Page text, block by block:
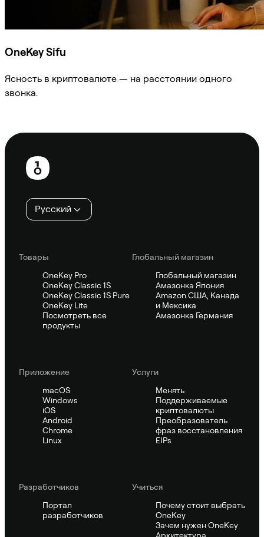
OneKey Sifu
Ясность в криптовалюте — на расстоянии одного
звонка.
Нижний
колонтитул
Русский
Товары
OneKey Pro
OneKey Classic 1S
OneKey Classic 1S Pure
OneKey Lite
Посмотреть все
продукты
Глобальный магазин
Глобальный магазин
Амазонка Япония
Amazon США, Канада
и Мексика
Амазонка Германия
Приложение
macOS
Windows
iOS
Android
Chrome
Linux
Услуги
Менять
Поддерживаемые
криптовалюты
Преобразователь
фраз восстановления
EIPs
Pазработчиков
Портал
разработчиков
Учиться
Почему стоит выбрать
OneKey
Зачем нужен OneKey